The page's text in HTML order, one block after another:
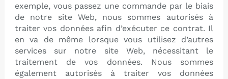
exemple, vous passez une commande par le biais
de notre site Web, nous sommes autorisés à
traiter vos données afin d’exécuter ce contrat. Il
en va de même lorsque vous utilisez d’autres
services sur notre site Web, nécessitant le
traitement de vos données. Nous sommes
également autorisés à traiter vos données